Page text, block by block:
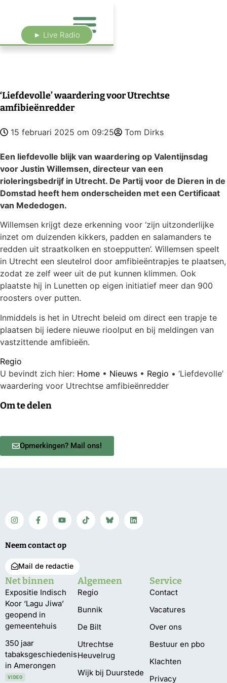
► Live Radio
‘Liefdevolle’ waardering voor Utrechtse
amfibieënredder
15 februari 2025 om 09:25 Tom Dirks
Een liefdevolle blijk van waardering op Valentijnsdag
voor Justin Willemsen, directeur van een
rioleringsbedrijf in Utrecht. De Partij voor de Dieren in de
Domstad heeft hem onderscheiden met een Certificaat
van Mededogen.
Willemsen krijgt deze erkenning voor ‘zijn uitzonderlijke
inzet om duizenden kikkers, padden en salamanders te
redden uit straatkolken en stoepputten’. Willemsen speelt
in Utrecht een sleutelrol door amfibieëntrapjes te plaatsen,
zodat ze zelf weer uit de put kunnen klimmen. Ook
plaatste hij in Lunetten op eigen initiatief meer dan 900
roosters over putten.
Inmiddels is het in Utrecht beleid om direct een trapje te
plaatsen bij iedere nieuwe rioolput en bij meldingen van
vastzittende amfibieën.
Regio
U bevindt zich hier: Home • Nieuws • Regio • ‘Liefdevolle’
waardering voor Utrechtse amfibieënredder
Om te delen
Opmerkingen? Mail ons!
Neem contact op
Mail de redactie
Net binnen
Expositie Indisch
Koor ‘Lagu Jiwa’
geopend in
gemeentehuis
350 jaar
tabaksgeschiedenis
in Amerongen
VIDEO
Algemeen
Regio
Bunnik
De Bilt
Utrechtse
Heuvelrug
Wijk bij Duurstede
Service
Contact
Vacatures
Over ons
Bestuur en pbo
Klachten
Privacy